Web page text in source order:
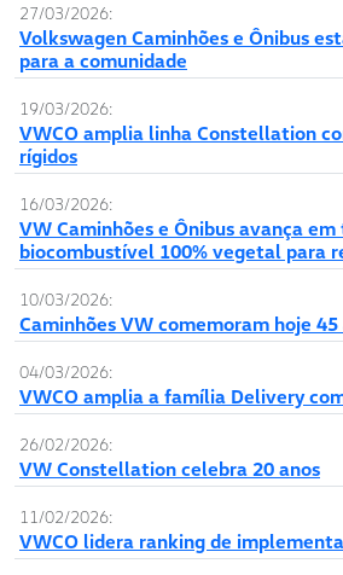
27/03/2026:
Volkswagen Caminhões e Ônibus
para a comunidade
19/03/2026:
VWCO amplia linha Constellation
rígidos
16/03/2026:
VW Caminhões e Ônibus avança
biocombustível 100% vegetal para
10/03/2026:
Caminhões VW comemoram hoje
04/03/2026:
VWCO amplia a família Delivery
26/02/2026:
VW Constellation celebra 20 anos
11/02/2026:
VWCO lidera ranking de